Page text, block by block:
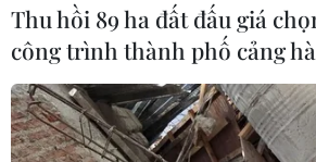
Thu hồi 89 ha đất đấu giá
công trình thành phố cảng